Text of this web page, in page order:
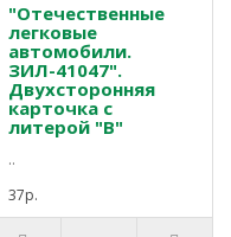
"Отечественные
легковые
автомобили.
ЗИЛ-41047".
Двухсторонняя
карточка с
литерой "В"
..
37р.